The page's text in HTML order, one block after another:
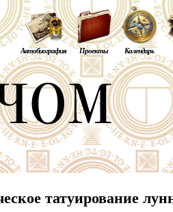
Автобиография Проекты Календарь
татуирование